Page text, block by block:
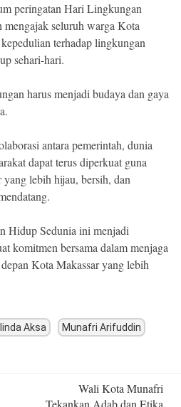
peringatan Hari Lingkungan
seluruh warga Kota
terhadap lingkungan
sehari-hari.
harus menjadi budaya dan gaya
antara pemerintah, dunia
dapat terus diperkuat guna
lebih hijau, bersih, dan
Hidup Sedunia ini menjadi
komitmen bersama dalam menjaga
Kota Makassar yang lebih
Aksa Munafri Arifuddin
Wali Kota Munafri
Tekankan Adab dan Etika